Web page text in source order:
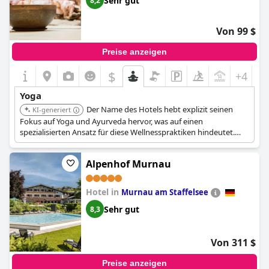
Von 99 $
Preise anzeigen
$ +4
Yoga
KI-generiert
Der Name des Hotels hebt explizit seinen
Fokus auf Yoga und Ayurveda hervor, was auf einen
spezialisierten Ansatz für diese Wellnesspraktiken hindeutet.
Dies weist auf spezielle Programme und Einrichtungen hin, die
speziell auf Gäste zugeschnitten sind, die sich für Yoga und
ganzheitliche Gesundheit interessieren.
Alpenhof Murnau
Hotel in Murnau am Staffelsee
8,3 Sehr gut
Von 311 $
Preise anzeigen